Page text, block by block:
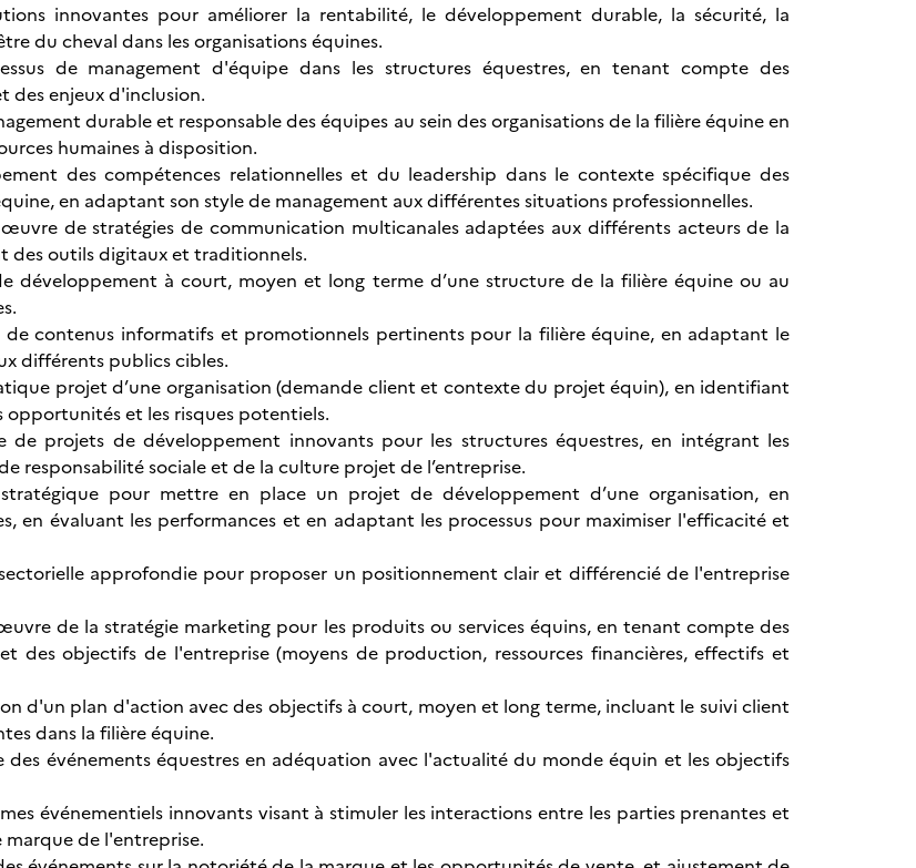
innovantes pour améliorer la rentabilité, le développement durable, la sécurité, la
du cheval dans les organisations équines.
de management d'équipe dans les structures équestres, en tenant compte des
des enjeux d'inclusion.
durable et responsable des équipes au sein des organisations de la filière équine en
humaines à disposition.
des compétences relationnelles et du leadership dans le contexte spécifique des
en adaptant son style de management aux différentes situations professionnelles.
de stratégies de communication multicanales adaptées aux différents acteurs de la
des outils digitaux et traditionnels.
développement à court, moyen et long terme d’une structure de la filière équine ou au
contenus informatifs et promotionnels pertinents pour la filière équine, en adaptant le
différents publics cibles.
projet d’une organisation (demande client et contexte du projet équin), en identifiant
opportunités et les risques potentiels.
de projets de développement innovants pour les structures équestres, en intégrant les
responsabilité sociale et de la culture projet de l’entreprise.
pour mettre en place un projet de développement d’une organisation, en
en évaluant les performances et en adaptant les processus pour maximiser l'efficacité et
approfondie pour proposer un positionnement clair et différencié de l'entreprise
de la stratégie marketing pour les produits ou services équins, en tenant compte des
des objectifs de l'entreprise (moyens de production, ressources financières, effectifs et
d'un plan d'action avec des objectifs à court, moyen et long terme, incluant le suivi client
dans la filière équine.
des événements équestres en adéquation avec l'actualité du monde équin et les objectifs
événementiels innovants visant à stimuler les interactions entre les parties prenantes et
de l'entreprise.